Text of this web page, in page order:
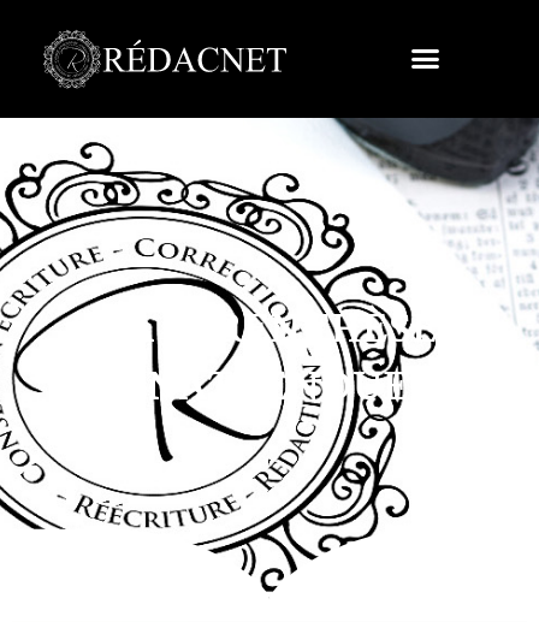
LA PARENTHÈSE
INATTENDUE